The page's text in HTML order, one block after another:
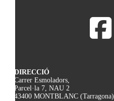
DIRECCIÓ
Carrer Esmoladors,
Parcel·la 7, NAU 2
43400 MONTBLANC (Tarragona)